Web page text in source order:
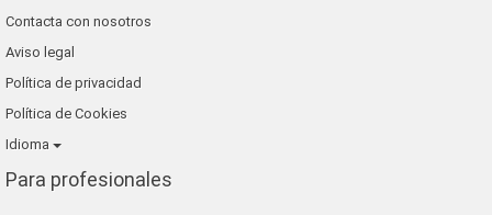
Contacta con nosotros
Aviso legal
Política de privacidad
Política de Cookies
Idioma
Para profesionales